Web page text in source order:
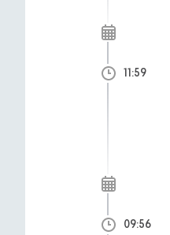
11:59
09:56